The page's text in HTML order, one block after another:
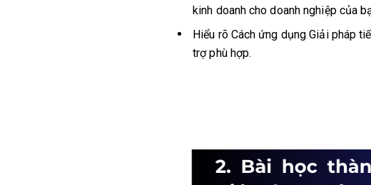
kinh doanh cho doanh nghiệp của
Hiểu rõ Cách ứng dụng Giải pháp
trợ phù hợp.